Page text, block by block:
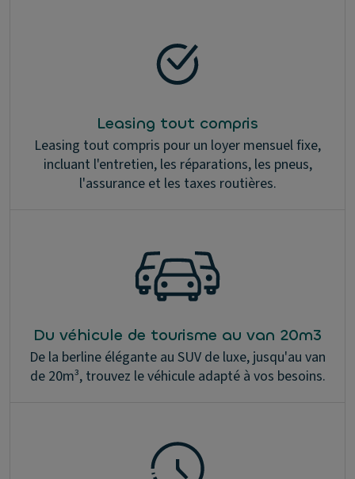
Leasing tout compris
Leasing tout compris pour un loyer mensuel fixe,
incluant l'entretien, les réparations, les pneus,
l'assurance et les taxes routières.
Du véhicule de tourisme au van 20m3
De la berline élégante au SUV de luxe, jusqu'au van
de 20m³, trouvez le véhicule adapté à vos besoins.